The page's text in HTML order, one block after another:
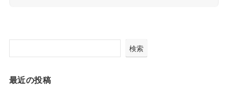
検索
最近の投稿